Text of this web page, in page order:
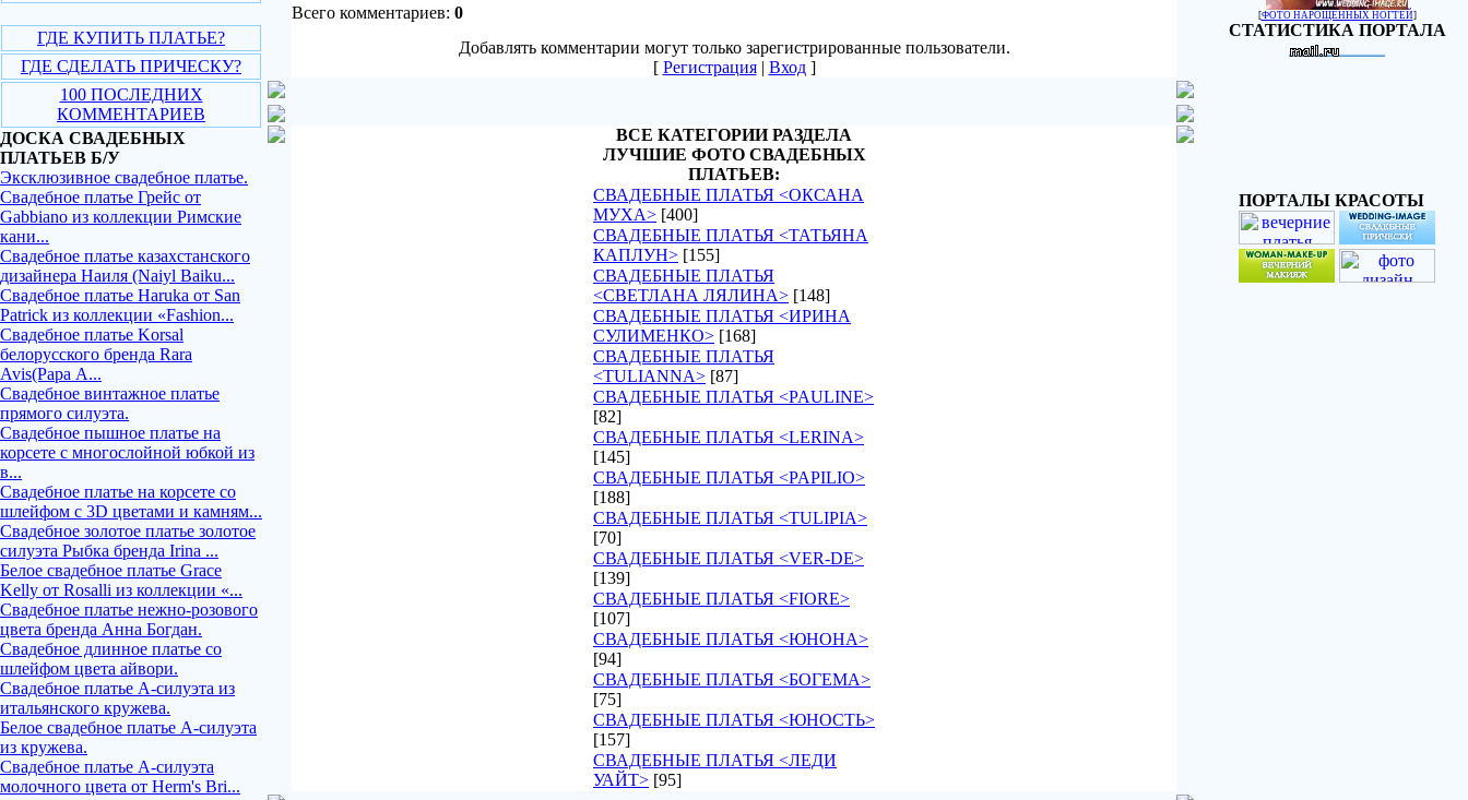
ГДЕ КУПИТЬ ПЛАТЬЕ?
ГДЕ СДЕЛАТЬ ПРИЧЕСКУ?
100 ПОСЛЕДНИХ
КОММЕНТАРИЕВ
ДОСКА СВАДЕБНЫХ
ПЛАТЬЕВ Б/У
Эксклюзивное свадебное платье.
Свадебное платье Грейс от
Gabbiano из коллекции Римские
кани...
Свадебное платье казахстанского
дизайнера Наиля (Naiyl Baiku...
Свадебное платье Haruka от San
Patrick из коллекции «Fashion...
Свадебное платье Korsal
белорусского бренда Rara
Avis(Рара А...
Свадебное винтажное платье
прямого силуэта.
Свадебное пышное платье на
корсете с многослойной юбкой из
в...
Свадебное платье на корсете со
шлейфом с 3D цветами и камням...
Свадебное золотое платье золотое
силуэта Рыбка бренда Irina ...
Белое свадебное платье Grace
Kelly от Rosalli из коллекции «...
Свадебное платье нежно-розового
цвета бренда Анна Богдан.
Свадебное длинное платье со
шлейфом цвета айвори.
Свадебное платье А-силуэта из
итальянского кружева.
Белое свадебное платье А-силуэта
из кружева.
Свадебное платье А-силуэта
молочного цвета от Herm's Bri...
Всего комментариев: 0
Добавлять комментарии могут только зарегистрированные пользователи.
[ Регистрация| Вход]
ВСЕ КАТЕГОРИИ РАЗДЕЛА
ЛУЧШИЕ ФОТО СВАДЕБНЫХ
ПЛАТЬЕВ:
СВАДЕБНЫЕ ПЛАТЬЯ <ОКСАНА
МУХА> [400]
СВАДЕБНЫЕ ПЛАТЬЯ <ТАТЬЯНА
КАПЛУН> [155]
СВАДЕБНЫЕ ПЛАТЬЯ
<СВЕТЛАНА ЛЯЛИНА> [148]
СВАДЕБНЫЕ ПЛАТЬЯ <ИРИНА
СУЛИМЕНКО> [168]
СВАДЕБНЫЕ ПЛАТЬЯ
<TULIANNA> [87]
СВАДЕБНЫЕ ПЛАТЬЯ <PAULINE>
[82]
СВАДЕБНЫЕ ПЛАТЬЯ <LERINA>
[145]
СВАДЕБНЫЕ ПЛАТЬЯ <PAPILIO>
[188]
СВАДЕБНЫЕ ПЛАТЬЯ <TULIPIA>
[70]
СВАДЕБНЫЕ ПЛАТЬЯ <VER-DE>
[139]
СВАДЕБНЫЕ ПЛАТЬЯ <FIORE>
[107]
СВАДЕБНЫЕ ПЛАТЬЯ <ЮНОНА>
[94]
СВАДЕБНЫЕ ПЛАТЬЯ <БОГЕМА>
[75]
СВАДЕБНЫЕ ПЛАТЬЯ <ЮНОСТЬ>
[157]
СВАДЕБНЫЕ ПЛАТЬЯ <ЛЕДИ
УАЙТ> [95]
[ФОТО НАРОЩЕННЫХ НОГТЕЙ]
СТАТИСТИКА ПОРТАЛА
ПОРТАЛЫ КРАСОТЫ